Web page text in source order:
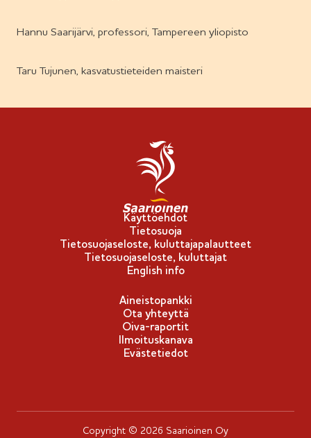
Hannu Saarijärvi, professori, Tampereen yliopisto
Taru Tujunen, kasvatustieteiden maisteri
Käyttöehdot
Tietosuoja
Tietosuojaseloste, kuluttajapalautteet
Tietosuojaseloste, kuluttajat
English info
Aineistopankki
Ota yhteyttä
Oiva-raportit
Ilmoituskanava
Evästetiedot
Copyright © 2026 Saarioinen Oy